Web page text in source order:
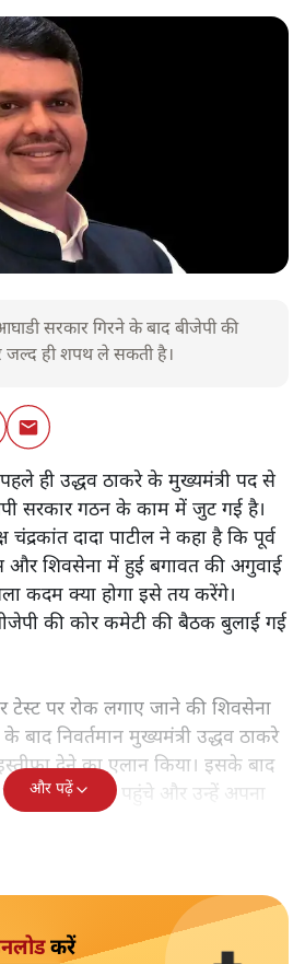
सरकार गिरने के बाद बीजेपी की
जल्द ही शपथ ले सकती है।
ही उद्धव ठाकरे के मुख्यमंत्री पद से
सरकार गठन के काम में जुट गई है।
चंद्रकांत दादा पाटील ने कहा है कि पूर्व
और शिवसेना में हुई बगावत की अगुवाई
कदम क्या होगा इसे तय करेंगे।
बीजेपी की कोर कमेटी की बैठक बुलाई गई
टेस्ट पर रोक लगाए जाने की शिवसेना
निवर्तमान मुख्यमंत्री उद्धव ठाकरे
देने का एलान किया। इसके बाद
के पास पहुंचे और उन्हें अपना
और पढ़ें
करें